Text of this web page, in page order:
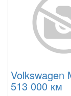
Volkswagen
513 000 км